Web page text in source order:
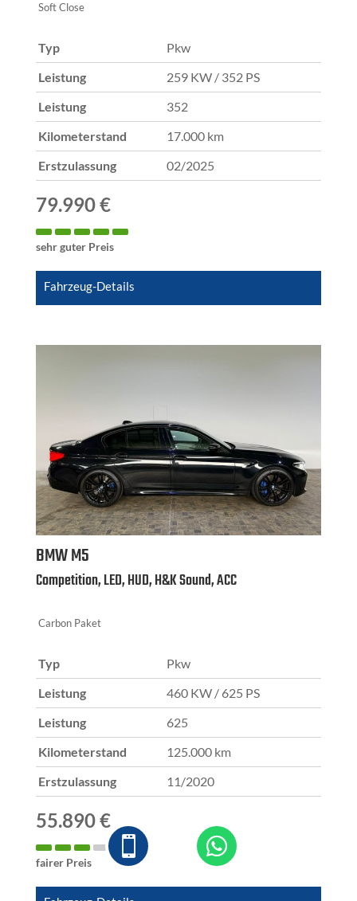
Soft Close
Typ Pkw
Leistung 259 KW / 352 PS
Leistung 352
Kilometerstand 17.000 km
Erstzulassung 02/2025
79.990 €
sehr guter Preis
Fahrzeug-Details
BMWM5
Competition, LED, HUD, H&K Sound, ACC
Carbon Paket
Typ Pkw
Leistung 460 KW / 625 PS
Leistung 625
Kilometerstand 125.000 km
Erstzulassung 11/2020
55.890 €
fairer Preis
 